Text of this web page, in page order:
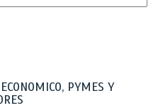
PYMES Y